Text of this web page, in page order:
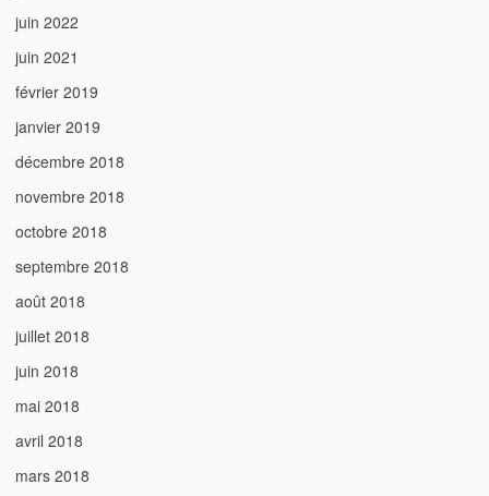
juin 2022
juin 2021
février 2019
janvier 2019
décembre 2018
novembre 2018
octobre 2018
septembre 2018
août 2018
juillet 2018
juin 2018
mai 2018
avril 2018
mars 2018